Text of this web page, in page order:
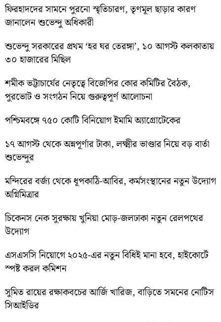
ফিরহাদদের সামনে পুরনো স্মৃতিচারণ, তৃণমূল ছাড়ার কারণ
জানালেন শুভেন্দু অধিকারী
শুভেন্দু সরকারের প্রথম ‘হর ঘর তেরঙ্গা’, ১০ আগস্ট কলকাতায়
৩০ হাজারের মিছিল
শমীক ভট্টাচার্যের নেতৃত্বে বিজেপির কোর কমিটির বৈঠক,
পুরভোট ও সংগঠন নিয়ে গুরুত্বপূর্ণ আলোচনা
পশ্চিমবঙ্গে ৭৫০ কোটি বিনিয়োগ ইমামি অ্যাগ্রোটেকের
১৭ আগস্ট থেকে অন্নপূর্ণার টাকা, লক্ষ্মীর ভাণ্ডার নিয়ে বড় বার্তা
শুভেন্দুর
মন্দিরের বর্জ্য থেকে ধূপকাঠি-আবির, কর্মসংস্থানের নতুন উদ্যোগ
অগ্নিমিত্রার
চিকেনস নেক সুরক্ষায় খুনিয়া মোড়-জলঢাকা নতুন রেলপথের
উদ্যোগ
এসএসসি নিয়োগে ২০২৫-এর নতুন বিধিই মানা হবে, হাইকোর্টে
স্পষ্ট করল কমিশন
সুমিত রায়ের রক্ষাকবচের আর্জি খারিজ, বাড়িতে সমনের নোটিস
সিআইডির